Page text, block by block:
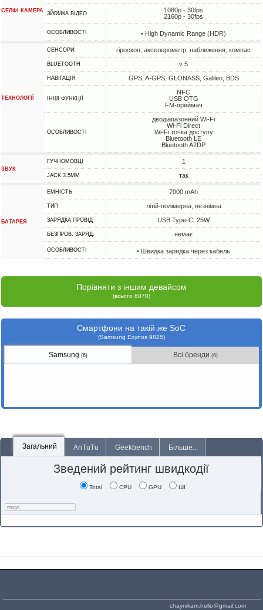
СЕЛФІ КАМЕРА ЗЙОМКА ВІДЕО
1080p - 30fps
2160p - 30fps
ОСОБЛИВОСТІ • High Dynamic Range (HDR)
ТЕХНОЛОГІЇ
СЕНСОРИ гіроскоп, акселерометр, наближення, компас
BLUETOOTH v 5
НАВІГАЦІЯ GPS, A-GPS, GLONASS, Galileo, BDS
ІНШІ ФУНКЦІЇ
NFC
USB OTG
FM-приймач
ОСОБЛИВОСТІ
дводіапазонний Wi-Fi
Wi-Fi Direct
Wi-Fi точка доступу
Bluetooth LE
Bluetooth A2DP
ЗВУК
ГУЧНОМОВЦІ 1
JACK 3.5MM так
БАТАРЕЯ
ЕМНІСТЬ 7000 mAh
ТИП літій-полімерна, незнімна
ЗАРЯДКА ПРОВІД USB Type-C, 25W
БЕЗПРОВ. ЗАРЯД. немає
ОСОБЛИВОСТІ • Швидка зарядка через кабель
Порівняти з іншим девайсом
(всього 6070)
Смартфони на такій же SoC
(Samsung Exynos 9825)
Samsung (6) Всі бренди (6)
Загальний AnTuTu Geekbench Більше...
Зведений рейтинг швидкодії
Total CPU GPU ШІ
chaynikam.hello@gmail.com